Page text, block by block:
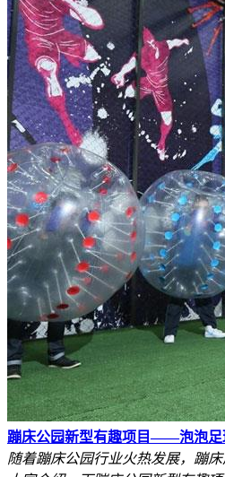
蹦床公园新型有趣项目——泡泡足
随着蹦床公园行业火热发展，蹦